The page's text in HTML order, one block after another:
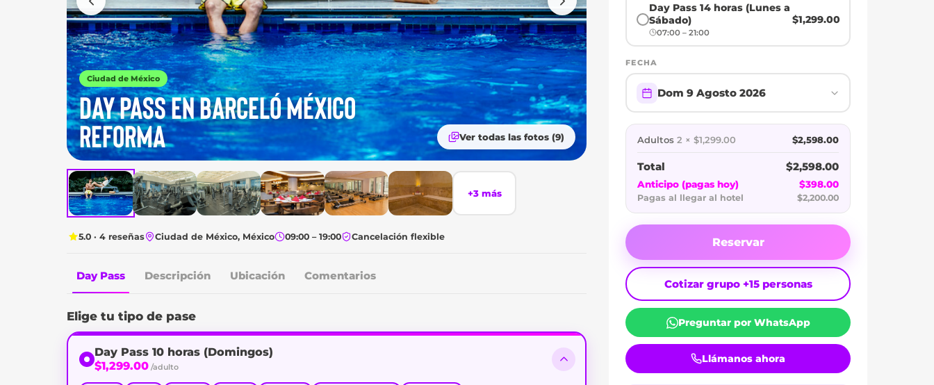
Ver todas las fotos (9)
Ciudad de México
DAY PASS EN BARCELÓ MÉXICO
REFORMA
+3 más
5.0 · 4 reseñas Ciudad de México, México 09:00 – 19:00 Cancelación flexible
Day Pass Descripción Ubicación Comentarios
Elige tu tipo de pase
Day Pass 10 horas (Domingos)
$1,299.00 /adulto
Day Pass 14 horas (Lunes a
Sábado)
07:00 – 21:00
$1,299.00
FECHA
Dom 9 Agosto 2026
Adultos 2 × $1,299.00 $2,598.00
Total $2,598.00
Anticipo (pagas hoy) $398.00
Pagas al llegar al hotel $2,200.00
Reservar
Cotizar grupo +15 personas
Preguntar por WhatsApp
Llámanos ahora